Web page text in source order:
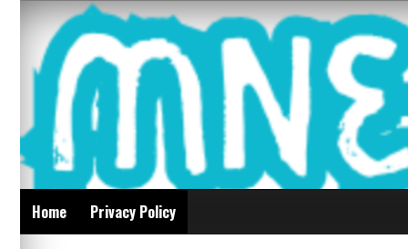
content
Mnepalghopa
Indonesia
Home Privacy Policy